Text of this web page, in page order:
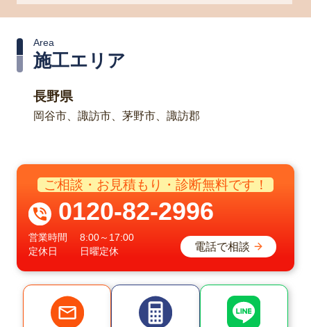
施工エリア
Area
長野県
岡谷市、諏訪市、茅野市、諏訪郡
ご相談・お見積もり・診断無料です！
0120-82-2996
営業時間
8:00～17:00
定休日
日曜定休 電話で相談